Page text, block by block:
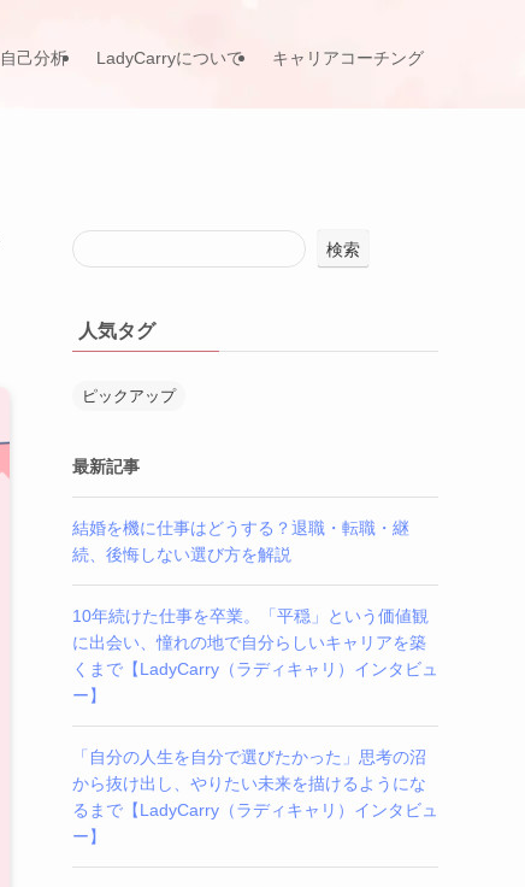
キャリアコーチング
LadyCarryについて
自己分析
検索
人気タグ
ピックアップ
最新記事
結婚を機に仕事はどうする？退職・転職・継
続、後悔しない選び方を解説
10年続けた仕事を卒業。「平穏」という価値観
に出会い、憧れの地で自分らしいキャリアを築
くまで【LadyCarry（ラディキャリ）インタビュ
ー】
「自分の人生を自分で選びたかった」思考の沼
から抜け出し、やりたい未来を描けるようにな
るまで【LadyCarry（ラディキャリ）インタビュ
ー】